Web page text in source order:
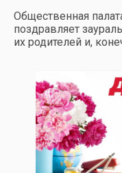
Общественная
поздравляет
их родителей и,